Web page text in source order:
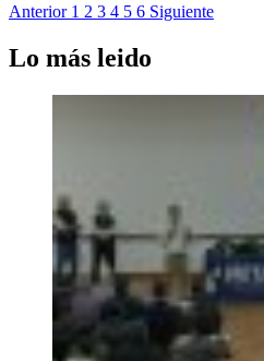
Anterior 1 2 3 4 5 6 Siguiente
Lo más leido